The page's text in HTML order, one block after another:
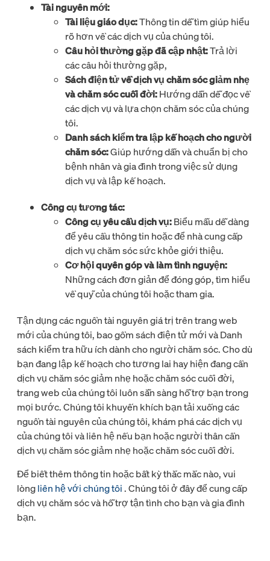
Tài nguyên mới:
Tài liệu giáo dục:Thông tin dễ tìm giúp hiểu
rõ hơn về các dịch vụ của chúng tôi.
Câu hỏi thường gặp đã cập nhật:Trả lời
các câu hỏi thường gặp,
Sách điện tử về dịch vụ chăm sóc giảm nhẹ
và chăm sóc cuối đời:Hướng dẫn dễ đọc về
các dịch vụ và lựa chọn chăm sóc của chúng
tôi.
Danh sách kiểm tra lập kế hoạch cho người
chăm sóc:Giúp hướng dẫn và chuẩn bị cho
bệnh nhân và gia đình trong việc sử dụng
dịch vụ và lập kế hoạch.
Công cụ tương tác:
Công cụ yêu cầu dịch vụ:Biểu mẫu dễ dàng
để yêu cầu thông tin hoặc để nhà cung cấp
dịch vụ chăm sóc sức khỏe giới thiệu.
Cơ hội quyên góp và làm tình nguyện:
Những cách đơn giản để đóng góp, tìm hiểu
về quỹ của chúng tôi hoặc tham gia.
Tận dụng các nguồn tài nguyên giá trị trên trang web
mới của chúng tôi, bao gồm sách điện tử mới và Danh
sách kiểm tra hữu ích dành cho người chăm sóc. Cho dù
bạn đang lập kế hoạch cho tương lai hay hiện đang cần
dịch vụ chăm sóc giảm nhẹ hoặc chăm sóc cuối đời,
trang web của chúng tôi luôn sẵn sàng hỗ trợ bạn trong
mọi bước. Chúng tôi khuyến khích bạn tải xuống các
nguồn tài nguyên của chúng tôi, khám phá các dịch vụ
của chúng tôi và liên hệ nếu bạn hoặc người thân cần
dịch vụ chăm sóc giảm nhẹ hoặc chăm sóc cuối đời.
Để biết thêm thông tin hoặc bất kỳ thắc mắc nào, vui
lòngliên hệ với chúng tôi. Chúng tôi ở đây để cung cấp
dịch vụ chăm sóc và hỗ trợ tận tình cho bạn và gia đình
bạn.